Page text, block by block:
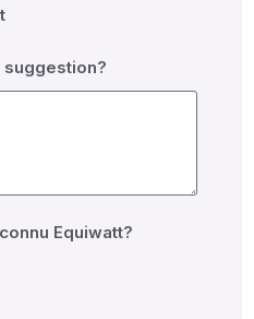
suggestion?
Equiwatt?